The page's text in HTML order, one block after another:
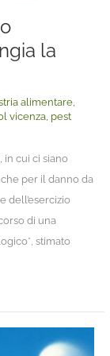
la
alimentare,
vicenza, pest
in cui ci siano
per il danno da
dell’esercizio
di una
stimato